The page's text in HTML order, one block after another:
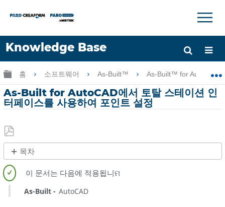
Knowledge Base
언어
도움 받기 로그인
×
글로벌 계층 확장/축소
홈 소프트웨어 As-Built™ As-Built™ for
As-Built for AutoCAD에서 토탈 스테이션 인
터페이스를 사용하여 포인트 설정
PDF
로
저
장
목차
제
목
없
음
As-Built AutoCAD